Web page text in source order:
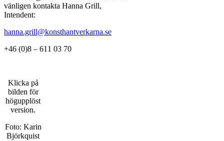
vänligen kontakta Hanna Grill,
Intendent:
hanna.grill@konsthantverkarna.se
+46 (0)8 – 611 03 70
Klicka på
bilden för
högupplöst
version.
Foto: Karin
Björkquist